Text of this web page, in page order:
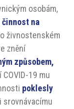
osobám,
na
živnostenském
znění
způsobem,
19 mu
poklesly
srovnávacímu